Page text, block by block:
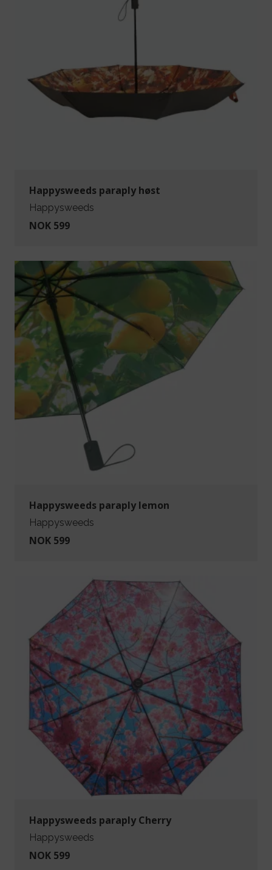
Happysweeds paraply høst
Happysweeds
NOK 599
Happysweeds paraply lemon
Happysweeds
NOK 599
Happysweeds paraply Cherry
Happysweeds
NOK 599